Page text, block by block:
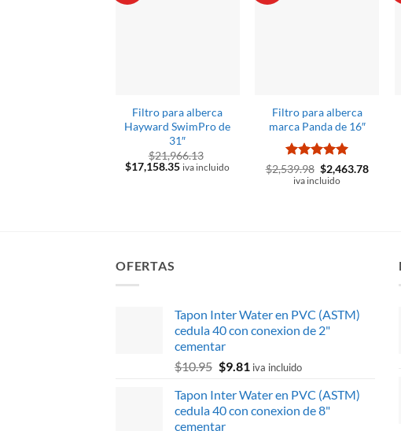
Filtro para alberca
Hayward SwimPro de
31″
$21,966.13
El
precio
$17,158.35Eliva incluido
Filtro para alberca
marca Panda de 16″
Valorado
con5de 5
$2,539.98 El
precio
$2,463.78El
iva incluido
OFERTAS
Tapon Inter Water en PVC (ASTM)
cedula 40 con conexion de 2"
cementar
$10.95 El
original
era:
$9.81 El
actual
es:
iva incluido
Tapon Inter Water en PVC (ASTM)
cedula 40 con conexion de 8"
cementar